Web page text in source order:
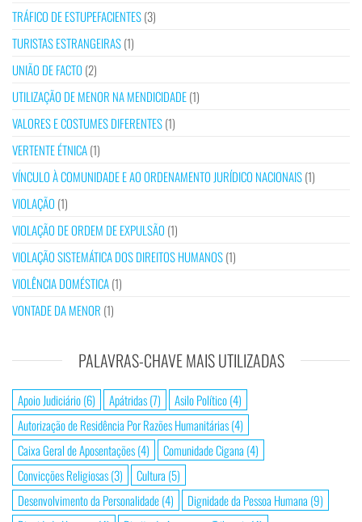
TRÁFICO DE ESTUPEFACIENTES(3)
TURISTAS ESTRANGEIRAS(1)
UNIÃO DE FACTO (2)
UTILIZAÇÃO DE MENOR NA MENDICIDADE(1)
VALORES E COSTUMES DIFERENTES(1)
VERTENTE ÉTNICA(1)
VÍNCULO À COMUNIDADE E AO ORDENAMENTO JURÍDICO NACIONAIS(1)
VIOLAÇÃO (1)
VIOLAÇÃO DE ORDEM DE EXPULSÃO (1)
VIOLAÇÃO SISTEMÁTICA DOS DIREITOS HUMANOS(1)
VIOLÊNCIA DOMÉSTICA(1)
VONTADE DA MENOR (1)
PALAVRAS-CHAVE MAIS UTILIZADAS
Apoio Judiciário(6) Apátridas(7) Asilo Político(4)
Autorização de Residência Por Razões Humanitárias(4)
Caixa Geral de Aposentações(4) Comunidade Cigana (4)
Convicções Religiosas(3) Cultura (5)
Desenvolvimento da Personalidade(4) Dignidade da Pessoa Humana (9)